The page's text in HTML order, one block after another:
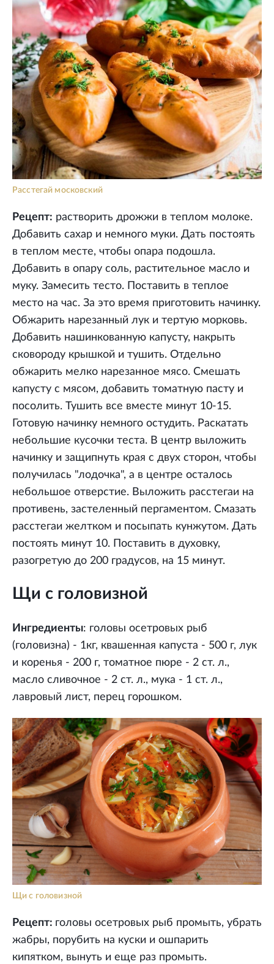
Расстегай московский
Рецепт: растворить дрожжи в теплом молоке.
Добавить сахар и немного муки. Дать постоять
в теплом месте, чтобы опара подошла.
Добавить в опару соль, растительное масло и
муку. Замесить тесто. Поставить в теплое
место на час. За это время приготовить начинку.
Обжарить нарезанный лук и тертую морковь.
Добавить нашинкованную капусту, накрыть
сковороду крышкой и тушить. Отдельно
обжарить мелко нарезанное мясо. Смешать
капусту с мясом, добавить томатную пасту и
посолить. Тушить все вместе минут 10-15.
Готовую начинку немного остудить. Раскатать
небольшие кусочки теста. В центр выложить
начинку и защипнуть края с двух сторон, чтобы
получилась "лодочка", а в центре осталось
небольшое отверстие. Выложить расстегаи на
противень, застеленный пергаментом. Смазать
расстегаи желтком и посыпать кунжутом. Дать
постоять минут 10. Поставить в духовку,
разогретую до 200 градусов, на 15 минут.
Щи с головизной
Ингредиенты: головы осетровых рыб
(головизна) - 1кг, квашенная капуста - 500 г, лук
и коренья - 200 г, томатное пюре - 2 ст. л.,
масло сливочное - 2 ст. л., мука - 1 ст. л.,
лавровый лист, перец горошком.
Щи с головизной
Рецепт: головы осетровых рыб промыть, убрать
жабры, порубить на куски и ошпарить
кипятком, вынуть и еще раз промыть.